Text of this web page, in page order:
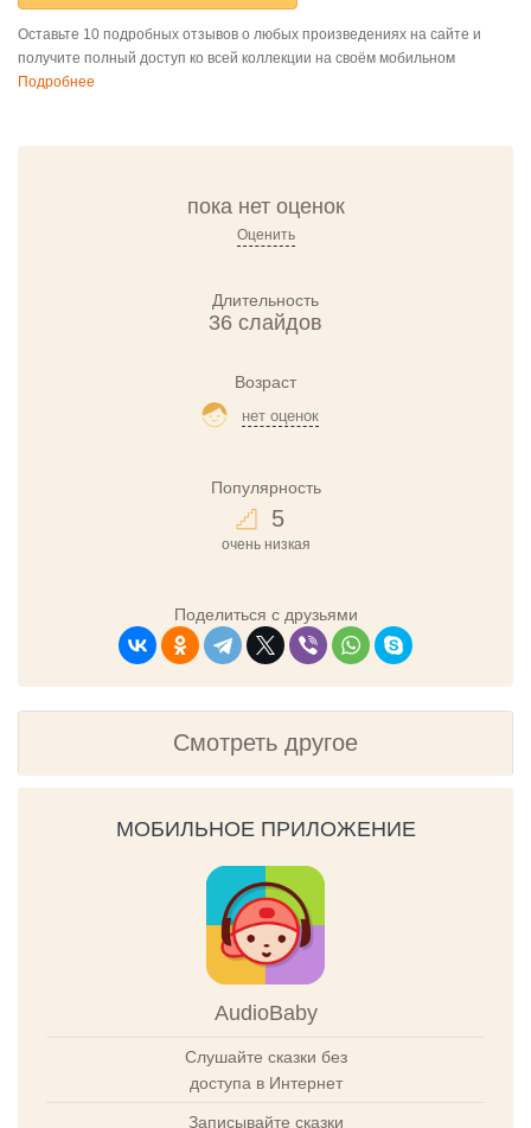
Оставьте 10 подробных отзывов о любых произведениях на сайте и
получите полный доступ ко всей коллекции на своём мобильном
Подробнее
пока нет оценок
Оценить
Длительность
36 слайдов
Возраст
нет оценок
Популярность
5
очень низкая
Поделиться с друзьями
Смотреть другое
МОБИЛЬНОЕ ПРИЛОЖЕНИЕ
AudioBaby
Слушайте сказки без
доступа в Интернет
Записывайте сказки